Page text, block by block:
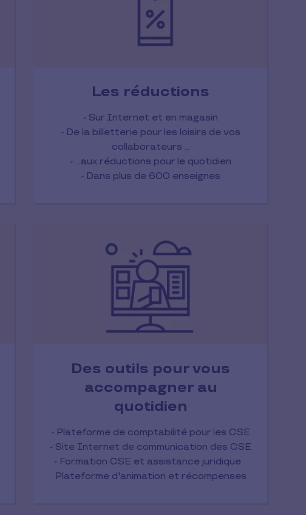
Les réductions
- Sur Internet et en magasin
- De la billetterie pour les loisirs de vos
collaborateurs ...
- ...aux réductions pour le quotidien
- Dans plus de 600 enseignes
Des outils pour vous
accompagner au
quotidien
- Plateforme de comptabilité pour les CSE
- Site Internet de communication des CSE
- Formation CSE et assistance juridique
Plateforme d'animation et récompenses